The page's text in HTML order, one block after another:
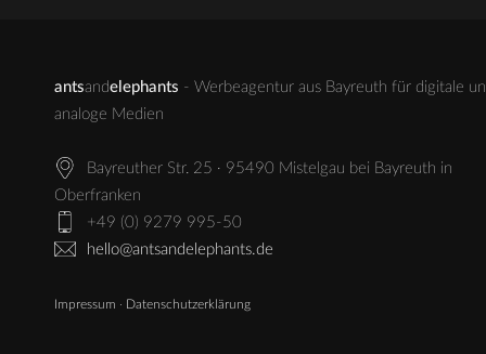
antsandelephants - Werbeagentur aus Bayreuth für digitale
analoge Medien
Bayreuther Str. 25 · 95490 Mistelgau bei Bayreuth in
Oberfranken
+49 (0) 9279 995-50
hello@antsandelephants.de
Impressum · Datenschutzerklärung